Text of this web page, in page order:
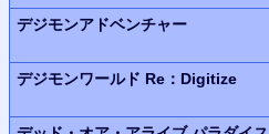
デジモンアドベンチャー
デジモンワールド Re：Digitize